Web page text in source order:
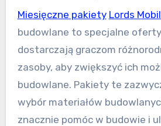
Miesięczne pakiety Lords
budowlane to specjalne
dostarczają graczom
zasoby, aby zwiększyć ich
budowlane. Pakiety te
wybór materiałów
znacznie pomóc w budowie i